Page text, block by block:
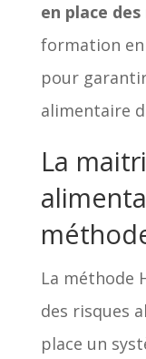
en place
formation en
pour
alimentaire
La
La méthode
des risques
place un